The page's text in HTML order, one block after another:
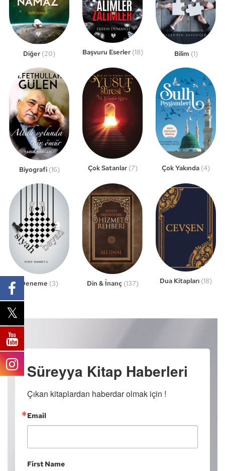
Diğer (20) Başvuru Eserler (18) Bilim (1)
Biyografi (16) Çok Satanlar (7) Çok Yakında (4)
Deneme (3) Din & İnanç (137) Dua Kitapları (18)
Süreyya Kitap Haberleri
Çıkan kitaplardan haberdar olmak için !
Email
First Name